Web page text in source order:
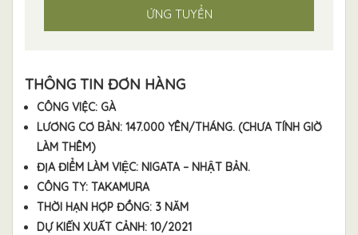
ỨNG TUYỂN
THÔNG TIN ĐƠN HÀNG
CÔNG VIỆC: GÀ
LƯƠNG CƠ BẢN: 147.000 YÊN/THÁNG. (CHƯA TÍNH GIỜ
LÀM THÊM)
ĐỊA ĐIỂM LÀM VIỆC: NIGATA – NHẬT BẢN.
CÔNG TY: TAKAMURA
THỜI HẠN HỢP ĐỒNG: 3 NĂM
DỰ KIẾN XUẤT CẢNH: 10/2021